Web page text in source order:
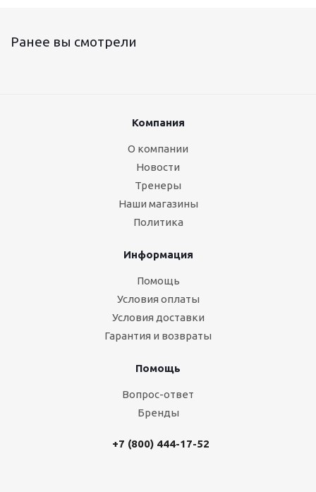
Ранее вы смотрели
Компания
О компании
Новости
Тренеры
Наши магазины
Политика
Информация
Помощь
Условия оплаты
Условия доставки
Гарантия и возвраты
Помощь
Вопрос-ответ
Бренды
+7 (800) 444-17-52